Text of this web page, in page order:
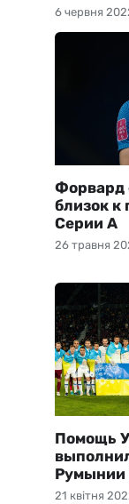
6 червня
26 травня
Форвард
близок к
Серии А
21 квітня
Помощь
Румынии